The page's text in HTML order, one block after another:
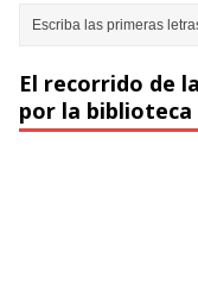
El recorrido de
por la biblioteca